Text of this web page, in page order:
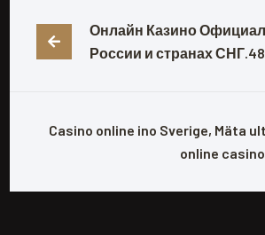
Онлайн Казино
России и странах
Casino online ino Sverige, Mäta
online